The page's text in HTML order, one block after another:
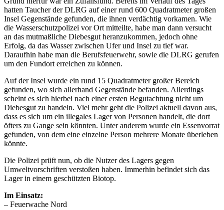
hatten Taucher der DLRG auf einer rund 600 Quadratmeter großen
Insel Gegenstände gefunden, die ihnen verdächtig vorkamen. Wie
die Wasserschutzpolizei vor Ort mitteilte, habe man dann versucht
an das mutmaßliche Diebesgut heranzukommen, jedoch ohne
Erfolg, da das Wasser zwischen Ufer und Insel zu tief war.
Daraufhin habe man die Berufsfeuerwehr, sowie die DLRG gerufen
um den Fundort erreichen zu können.
Auf der Insel wurde ein rund 15 Quadratmeter großer Bereich
gefunden, wo sich allerhand Gegenstände befanden. Allerdings
scheint es sich hierbei nach einer ersten Begutachtung nicht um
Diebesgut zu handeln. Viel mehr geht die Polizei aktuell davon aus,
dass es sich um ein illegales Lager von Personen handelt, die dort
öfters zu Gange sein könnten. Unter anderem wurde ein Essenvorrat
gefunden, von dem eine einzelne Person mehrere Monate überleben
könnte.
Die Polizei prüft nun, ob die Nutzer des Lagers gegen
Umweltvorschriften verstoßen haben. Immerhin befindet sich das
Lager in einem geschützten Biotop.
Im Einsatz:
– Feuerwache Nord